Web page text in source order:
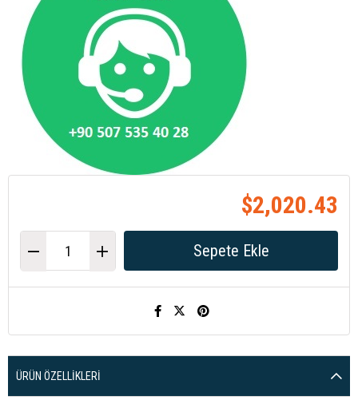
$2,020.43
ÜRÜN ÖZELLIKLERI